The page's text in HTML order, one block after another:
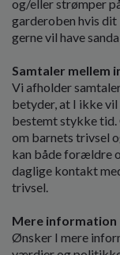
og/eller strømper
garderoben hvis dit
gerne vil have
Samtaler
Vi afholder
betyder, at I ikke
bestemt stykke
om barnets trivsel
kan både forældre
daglige kontakt
trivsel.
Mere information
Ønsker I mere